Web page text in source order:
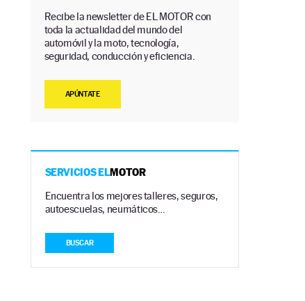
Recibe la newsletter de EL MOTOR con
toda la actualidad del mundo del
automóvil y la moto, tecnología,
seguridad, conducción y eficiencia.
APÚNTATE
SERVICIOS ELMOTOR
Encuentra los mejores talleres, seguros,
autoescuelas, neumáticos…
BUSCAR